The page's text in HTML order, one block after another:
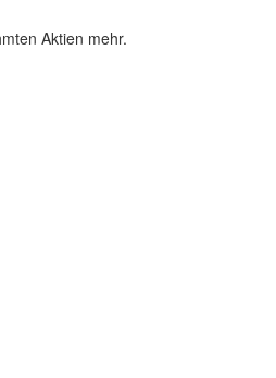
Aktien mehr.